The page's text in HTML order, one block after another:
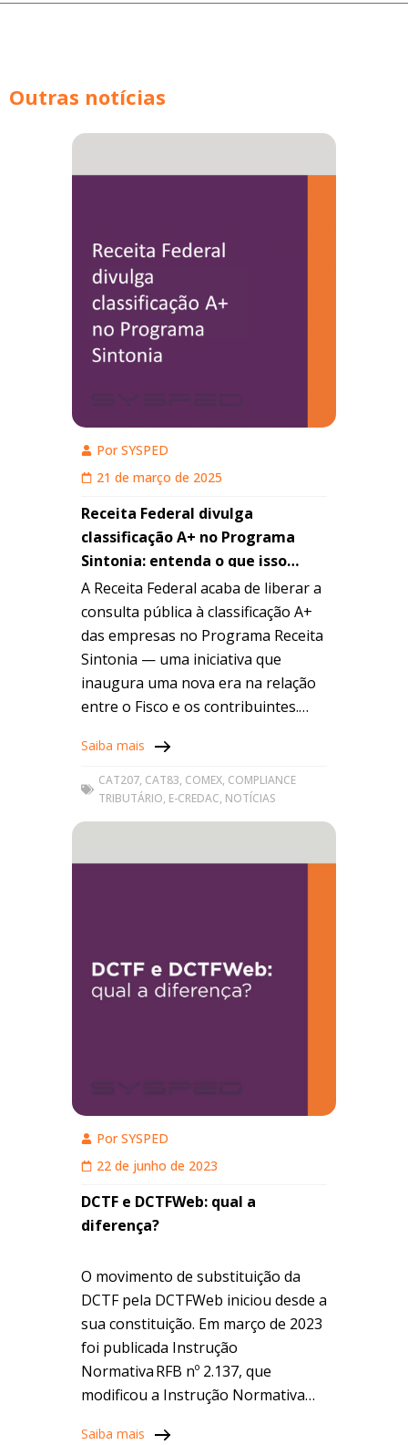
Outras notícias
PorSYSPED
21 de março de 2025
Receita Federal divulga
classificação A+ no Programa
Sintonia: entenda o que isso
representa e como sua empresa
pode evoluir no ranking
A Receita Federal acaba de liberar a
consulta pública à classificação A+
das empresas no Programa Receita
Sintonia — uma iniciativa que
inaugura uma nova era na relação
entre o Fisco e os contribuintes.
do
Saiba mais
CAT207, CAT83, COMEX, COMPLIANCE
TRIBUTÁRIO, E-CREDAC, NOTÍCIAS
PorSYSPED
22 de junho de 2023
DCTF e DCTFWeb: qual a
diferença?
O movimento de substituição da
DCTF pela DCTFWeb iniciou desde a
sua constituição. Em março de 2023
foi publicada Instrução
Normativa RFB nº 2.137, que
modificou a Instrução Normativa
Saiba mais